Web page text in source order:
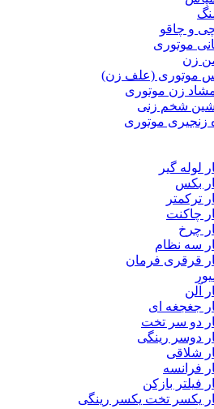
و چاقو
موتوری
زن
موتوری (علف زن)
زن موتوری
شخم زنی
زنجیری موتوری
لوله گیر
بکس
ترکمتر
چاکنت
چرخ
سه نظام
قرقری فرمان
آلن
جغجغه ای
دو سر تخت
دوسر رینگی
شلاقی
فرانسه
فیلتر بازکن
یکسر تخت یکسر رینگی